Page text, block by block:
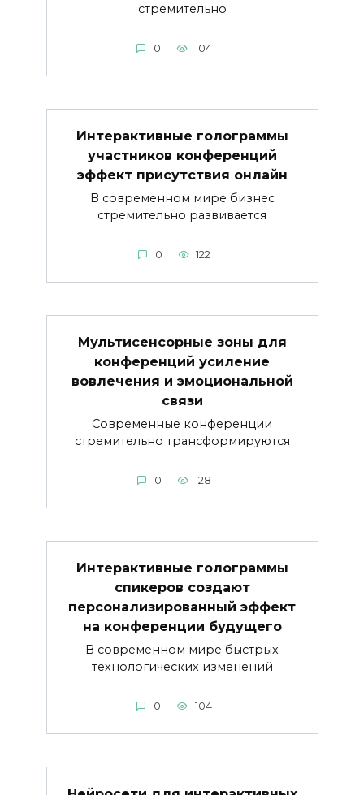
стремительно
0 104
Интерактивные голограммы
участников конференций
эффект присутствия онлайн
В современном мире бизнес
стремительно развивается
0 122
Мультисенсорные зоны для
конференций усиление
вовлечения и эмоциональной
связи
Современные конференции
стремительно трансформируются
0 128
Интерактивные голограммы
спикеров создают
персонализированный эффект
на конференции будущего
В современном мире быстрых
технологических изменений
0 104